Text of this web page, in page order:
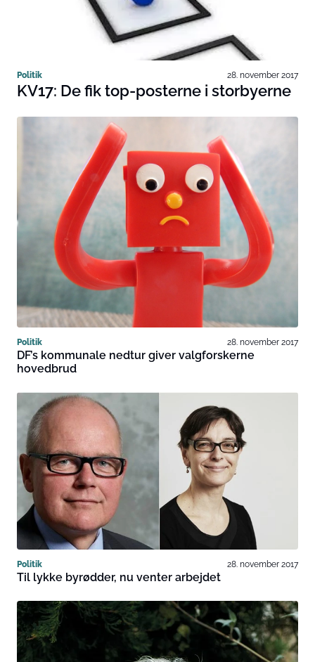
Politik 28. november 2017
KV17: De fik top-posterne i storbyerne
Politik 28. november 2017
DF’s kommunale nedtur giver valgforskerne
hovedbrud
Politik 28. november 2017
Til lykke byrødder, nu venter arbejdet